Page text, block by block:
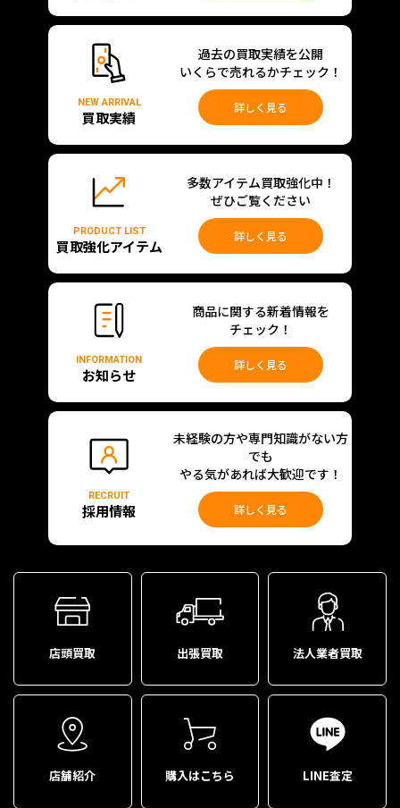
NEW ARRIVAL
買取実績
過去の買取実績を公開
いくらで売れるかチェック！
詳しく見る
PRODUCT LIST
買取強化アイテム
多数アイテム買取強化中！
ぜひご覧ください
詳しく見る
INFORMATION
お知らせ
商品に関する新着情報を
チェック！
詳しく見る
RECRUIT
採用情報
未経験の方や専門知識がない方
でも
やる気があれば大歓迎です！
詳しく見る
店頭買取 出張買取 法人業者買取
店舗紹介 購入はこちら LINE査定